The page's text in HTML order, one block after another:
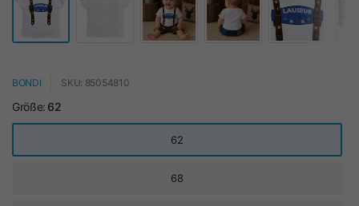
BONDI SKU: 85054810
Größe: 62
62
68